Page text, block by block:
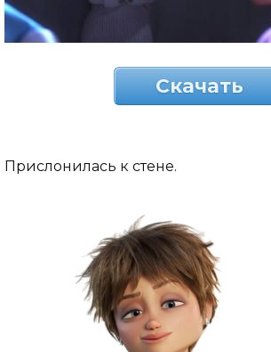
Скачать
Прислонилась к стене.